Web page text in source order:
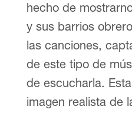
hecho de
y sus barrios
las canciones,
de este tipo de
de escucharla.
imagen realista de